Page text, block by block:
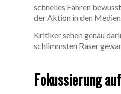
schnelles Fahren
der Aktion in den
Kritiker sehen genau
schlimmsten Raser
Fokussierung